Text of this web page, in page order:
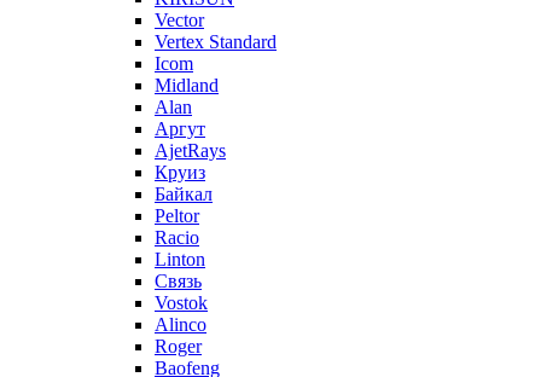
Vector
Vertex Standard
Icom
Midland
Alan
Аргут
AjetRays
Круиз
Байкал
Peltor
Racio
Linton
Связь
Vostok
Alinco
Roger
Baofeng